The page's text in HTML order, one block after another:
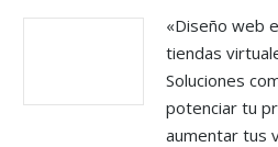
«Diseño web
tiendas
Soluciones
potenciar tu
aumentar tus